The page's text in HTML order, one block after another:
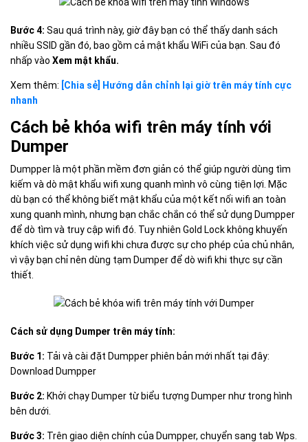
Bước 4: Sau quá trình này, giờ đây bạn có thể thấy danh sách
nhiều SSID gần đó, bao gồm cả mật khẩu WiFi của bạn. Sau đó
nhấp vào Xem mật khẩu.
Xem thêm: [Chia sẻ] Hướng dẫn chỉnh lại giờ trên máy tính cực
nhanh
Cách bẻ khóa wifi trên máy tính với
Dumper
Dumpper là một phần mềm đơn giản có thể giúp người dùng tìm
kiếm và dò mật khẩu wifi xung quanh mình vô cùng tiện lợi. Mặc
dù bạn có thể không biết mật khẩu của một kết nối wifi an toàn
xung quanh mình, nhưng bạn chắc chắn có thể sử dụng Dumpper
để dò tìm và truy cập wifi đó. Tuy nhiên Gold Lock không khuyến
khích việc sử dụng wifi khi chưa được sự cho phép của chủ nhân,
vì vậy bạn chỉ nên dùng tạm Dumper để dò wifi khi thực sự cần
thiết.
Cách sử dụng Dumper trên máy tính:
Bước 1: Tải và cài đặt Dumpper phiên bản mới nhất tại đây:
Download Dumpper
Bước 2: Khởi chạy Dumper từ biểu tượng Dumper như trong hình
bên dưới.
Bước 3: Trên giao diện chính của Dumpper, chuyển sang tab Wps.